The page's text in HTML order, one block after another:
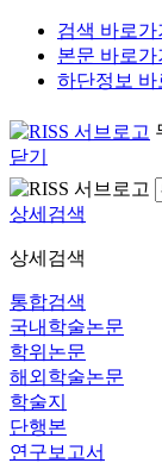
검색 바로가
본문 바로가
하단정보 바
닫기
상세검색
상세검색
통합검색
국내학술논문
학위논문
해외학술논문
학술지
단행본
연구보고서